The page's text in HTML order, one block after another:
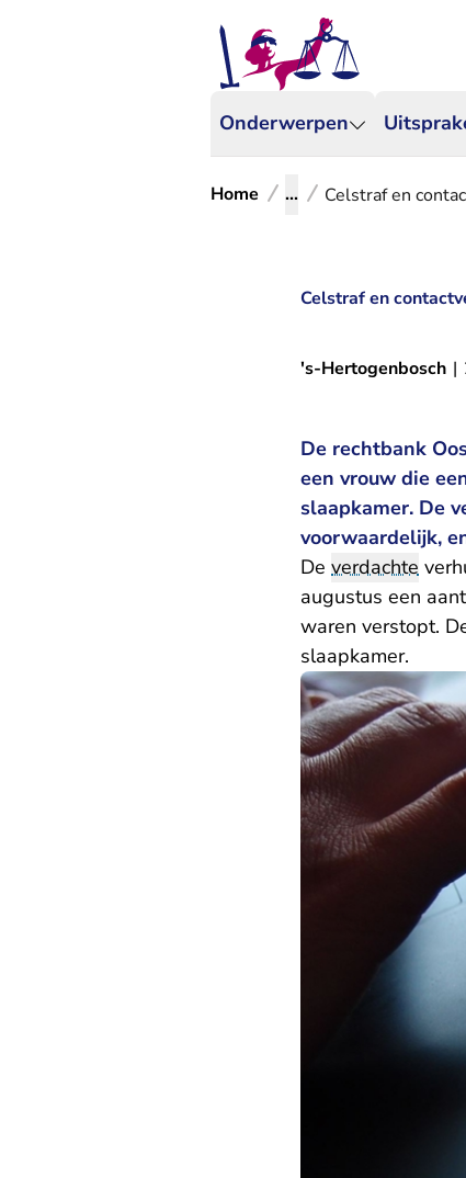
Onderwerpen
Home ... Celstraf en
Celstraf en
's-Hertogenbosch |
De rechtbank
een vrouw die
slaapkamer. De
voorwaardelijk,
De verdachte
augustus een
waren verstopt.
slaapkamer.